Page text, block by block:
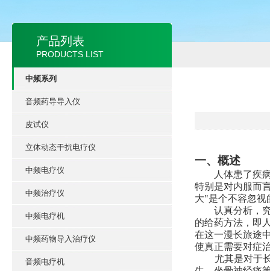
产品列表
PRODUCTS LIST
中频系列
音频药导导入仪
皮试仪
立体动态干扰电疗仪
中频电疗仪
中频治疗仪
中频电疗机
中频药物导入治疗仪
音频电疗机
一、概述
人体患了疾
特别是对内服而
大"是个不容忽视
认真分析，
的给药方法，即
在这一漫长旅途
使真正需要对症
尤其是对于